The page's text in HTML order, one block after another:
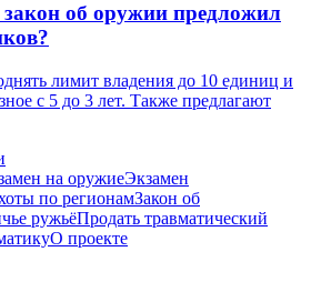
об оружии предложил
лимит владения до 10 единиц и
с 5 до 3 лет. Также предлагают
на оружиеЭкзамен
по регионамЗакон об
ружьёПродать травматический
О проекте